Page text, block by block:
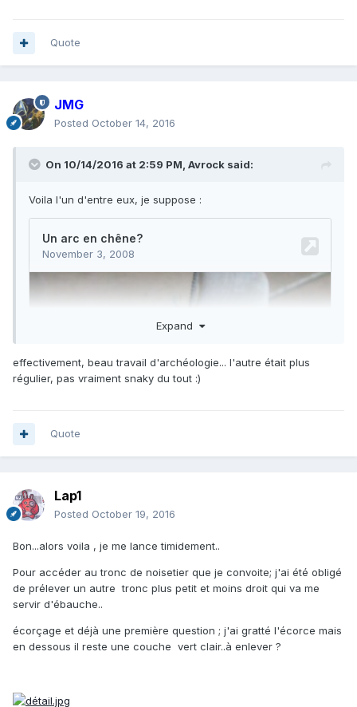
Quote
JMG
Posted October 14, 2016
On 10/14/2016 at 2:59 PM, Avrock said:
Voila l'un d'entre eux, je suppose :
J'adore le coté snaky de l'arc en question...
Expand
effectivement, beau travail d'archéologie... l'autre était plus
régulier, pas vraiment snaky du tout :)
Quote
Lap1
Posted October 19, 2016
Bon...alors voila , je me lance timidement..
Pour accéder au tronc de noisetier que je convoite; j'ai été obligé
de prélever un autre tronc plus petit et moins droit qui va me
servir d'ébauche..
écorçage et déjà une première question ; j'ai gratté l'écorce mais
en dessous il reste une couche vert clair..à enlever ?